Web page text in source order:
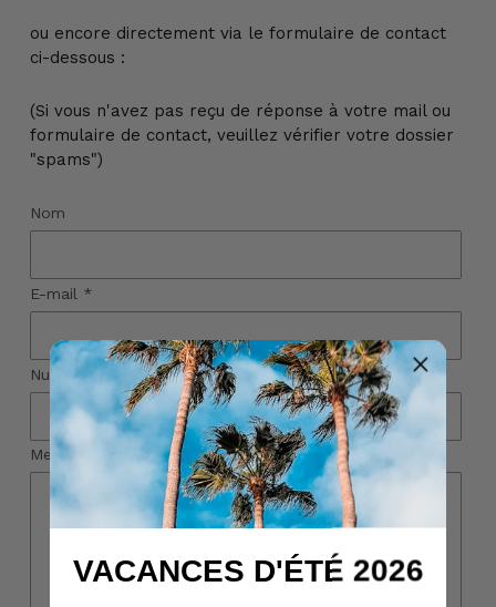
ou encore directement via le formulaire de contact
ci-dessous :
(Si vous n'avez pas reçu de réponse à votre mail ou
formulaire de contact, veuillez vérifier votre dossier
"spams")
Nom
E-mail *
Numéro de téléphone
Message
VACANCES D'ÉTÉ 2026